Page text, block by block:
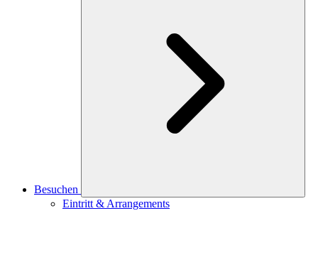
Besuchen
Eintritt & Arrangements